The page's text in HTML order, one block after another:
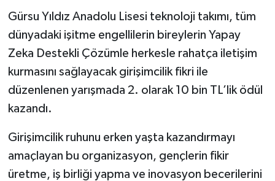
Gürsu Yıldız Anadolu Lisesi teknoloji takımı, tüm
dünyadaki işitme engellilerin bireylerin Yapay
Zeka Destekli Çözümle herkesle rahatça iletişim
kurmasını sağlayacak girişimcilik fikri ile
düzenlenen yarışmada 2. olarak 10 bin TL’lik ödül
kazandı.
Girişimcilik ruhunu erken yaşta kazandırmayı
amaçlayan bu organizasyon, gençlerin fikir
üretme, iş birliği yapma ve inovasyon becerilerini